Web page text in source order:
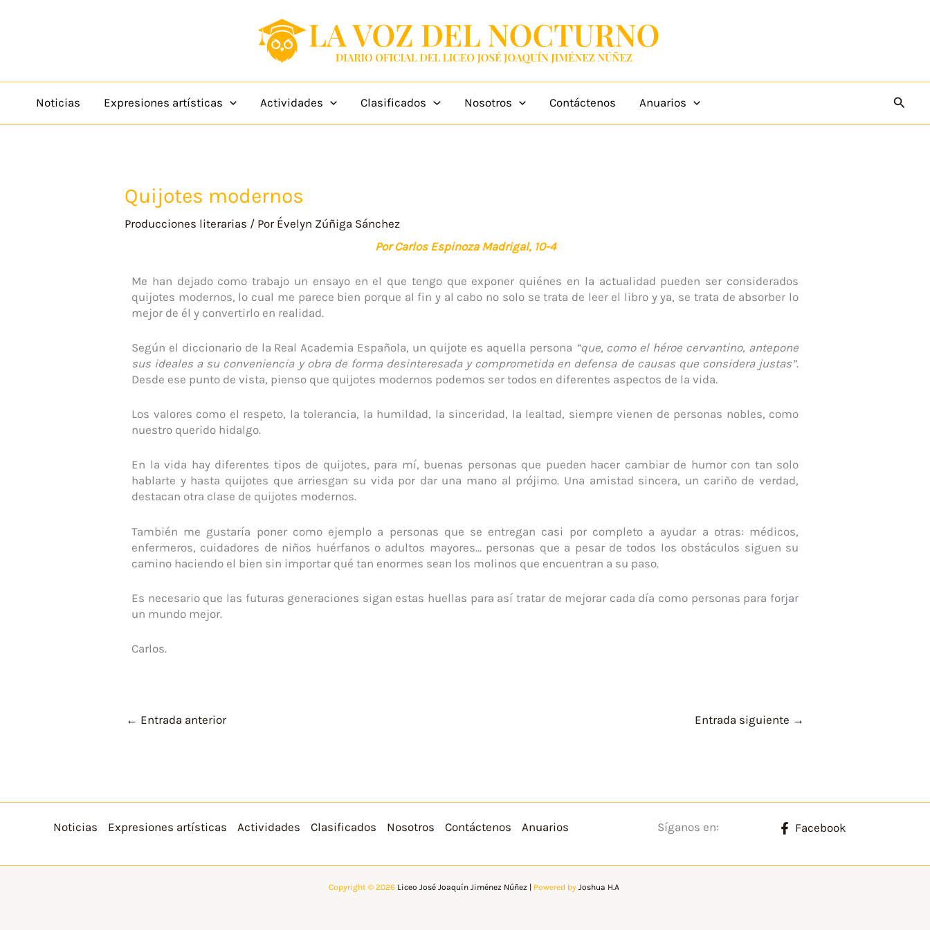
Noticias Expresiones artísticas Actividades Clasificados Nosotros Contáctenos Anuarios
Quijotes modernos
Producciones literarias / Por Évelyn Zúñiga Sánchez
Por Carlos Espinoza Madrigal, 10-4
Me han dejado como trabajo un ensayo en el que tengo que exponer quiénes en la actualidad pueden ser considerados
quijotes modernos, lo cual me parece bien porque al fin y al cabo no solo se trata de leer el libro y ya, se trata de absorber lo
mejor de él y convertirlo en realidad.
Según el diccionario de la Real Academia Española, un quijote es aquella persona “que, como el héroe cervantino, antepone
sus ideales a su conveniencia y obra de forma desinteresada y comprometida en defensa de causas que considera justas”.
Desde ese punto de vista, pienso que quijotes modernos podemos ser todos en diferentes aspectos de la vida.
Los valores como el respeto, la tolerancia, la humildad, la sinceridad, la lealtad, siempre vienen de personas nobles, como
nuestro querido hidalgo.
En la vida hay diferentes tipos de quijotes, para mí, buenas personas que pueden hacer cambiar de humor con tan solo
hablarte y hasta quijotes que arriesgan su vida por dar una mano al prójimo. Una amistad sincera, un cariño de verdad,
destacan otra clase de quijotes modernos.
También me gustaría poner como ejemplo a personas que se entregan casi por completo a ayudar a otras: médicos,
enfermeros, cuidadores de niños huérfanos o adultos mayores… personas que a pesar de todos los obstáculos siguen su
camino haciendo el bien sin importar qué tan enormes sean los molinos que encuentran a su paso.
Es necesario que las futuras generaciones sigan estas huellas para así tratar de mejorar cada día como personas para forjar
un mundo mejor.
Carlos.
← Entrada anterior Entrada siguiente →
Noticias Expresiones artísticas Actividades Clasificados Nosotros Contáctenos Anuarios Síganos en: Facebook
Copyright © 2026 Liceo José Joaquín Jiménez Núñez | Powered by Joshua H.A